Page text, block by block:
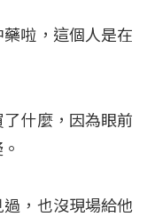
啦，這個人是在
什麼，因為眼前
，也沒現場給他